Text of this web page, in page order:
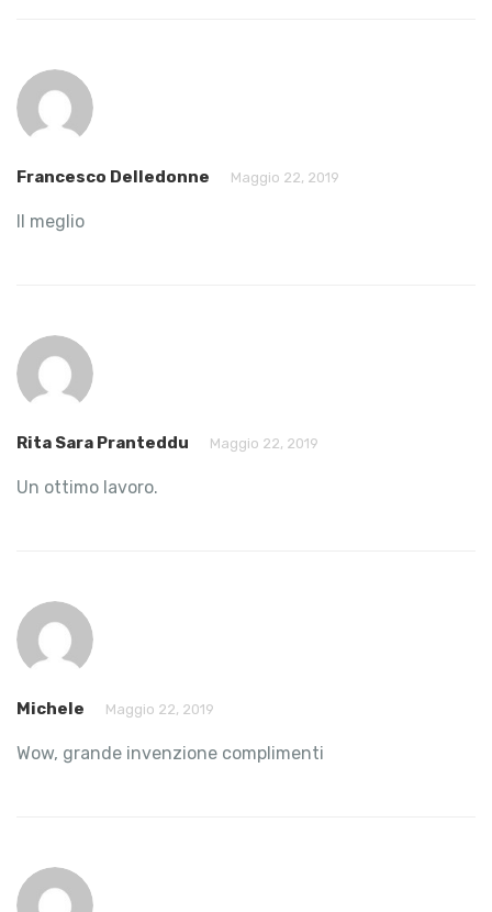
Francesco Delledonne Maggio 22, 2019
Il meglio
Rita Sara Pranteddu Maggio 22, 2019
Un ottimo lavoro.
Michele Maggio 22, 2019
Wow, grande invenzione complimenti